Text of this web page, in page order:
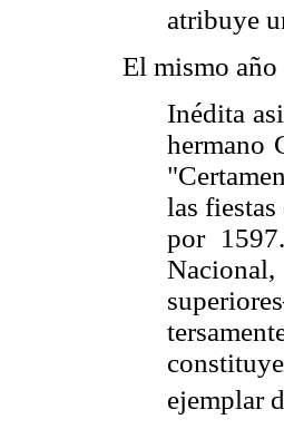
atribuye
El mismo
Inédita
hermano
las
por
ejemplar